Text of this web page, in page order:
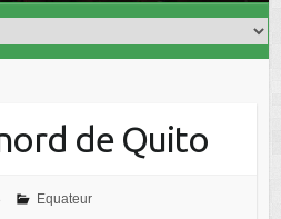
de Quito
Equateur